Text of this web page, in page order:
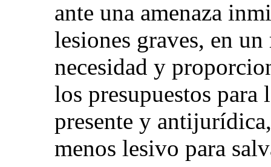
ante una amenaza
lesiones graves, en
necesidad y
los presupuestos
presente y
menos lesivo para